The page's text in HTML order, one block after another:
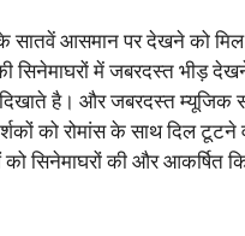
सातवें आसमान पर देखने को
सिनेमाघरों में जबरदस्त भीड़
है। और जबरदस्त
को रोमांस के साथ दिल टूटने
सिनेमाघरों की और आकर्षित